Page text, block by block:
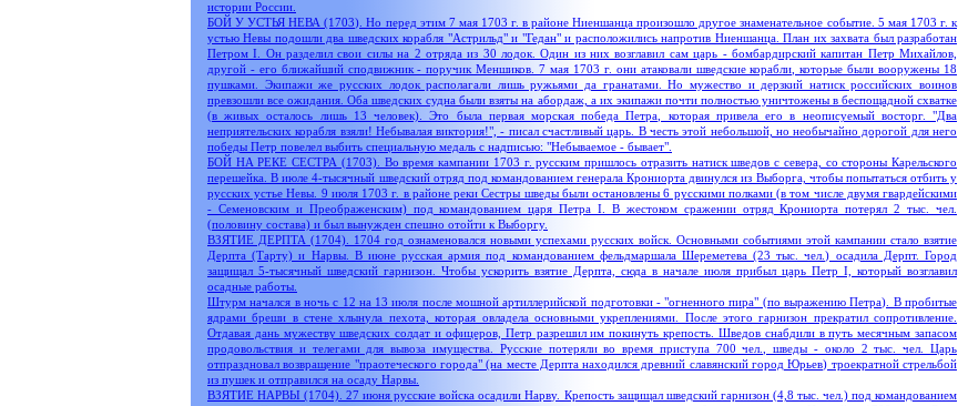
истории России.
БОЙ У УСТЬЯ НЕВА (1703). Но перед этим 7 мая 1703 г. в районе Ниеншанца произошло другое знаменательное событие. 5 мая 1703 г. к
устью Невы подошли два шведских корабля "Астрильд" и "Гедан" и расположились напротив Ниеншанца. План их захвата был разработан
Петром I. Он разделил свои силы на 2 отряда из 30 лодок. Один из них возглавил сам царь - бомбардирский капитан Петр Михайлов,
другой - его ближайший сподвижник - поручик Меншиков. 7 мая 1703 г. они атаковали шведские корабли, которые были вооружены 18
пушками. Экипажи же русских лодок располагали лишь ружьями да гранатами. Но мужество и дерзкий натиск российских воинов
превзошли все ожидания. Оба шведских судна были взяты на абордаж, а их экипажи почти полностью уничтожены в беспощадной схватке
(в живых осталось лишь 13 человек). Это была первая морская победа Петра, которая привела его в неописуемый восторг. "Два
неприятельских корабля взяли! Небывалая виктория!", - писал счастливый царь. В честь этой небольшой, но необычайно дорогой для него
победы Петр повелел выбить специальную медаль с надписью: "Небываемое - бывает".
БОЙ НА РЕКЕ СЕСТРА (1703). Во время кампании 1703 г. русским пришлось отразить натиск шведов с севера, со стороны Карельского
перешейка. В июле 4-тысячный шведский отряд под командованием генерала Крониорта двинулся из Выборга, чтобы попытаться отбить у
русских устье Невы. 9 июля 1703 г. в районе реки Сестры шведы были остановлены 6 русскими полками (в том числе двумя гвардейскими
- Семеновским и Преображенским) под командованием царя Петра I. В жестоком сражении отряд Крониорта потерял 2 тыс. чел.
(половину состава) и был вынужден спешно отойти к Выборгу.
ВЗЯТИЕ ДЕРПТА (1704). 1704 год ознаменовался новыми успехами русских войск. Основными событиями этой кампании стало взятие
Дерпта (Тарту) и Нарвы. В июне русская армия под командованием фельдмаршала Шереметева (23 тыс. чел.) осадила Дерпт. Город
защищал 5-тысячный шведский гарнизон. Чтобы ускорить взятие Дерпта, сюда в начале июля прибыл царь Петр I, который возглавил
осадные работы.
Штурм начался в ночь с 12 на 13 июля после мошной артиллерийской подготовки - "огненного пира" (по выражению Петра). В пробитые
ядрами бреши в стене хлынула пехота, которая овладела основными укреплениями. После этого гарнизон прекратил сопротивление.
Отдавая дань мужеству шведских солдат и офицеров, Петр разрешил им покинуть крепость. Шведов снабдили в путь месячным запасом
продовольствия и телегами для вывоза имущества. Русские потеряли во время приступа 700 чел., шведы - около 2 тыс. чел. Царь
отпраздновал возвращение "праотеческого города" (на месте Дерпта находился древний славянский город Юрьев) троекратной стрельбой
из пушек и отправился на осаду Нарвы.
ВЗЯТИЕ НАРВЫ (1704). 27 июня русские войска осадили Нарву. Крепость защищал шведский гарнизон (4,8 тыс. чел.) под командованием